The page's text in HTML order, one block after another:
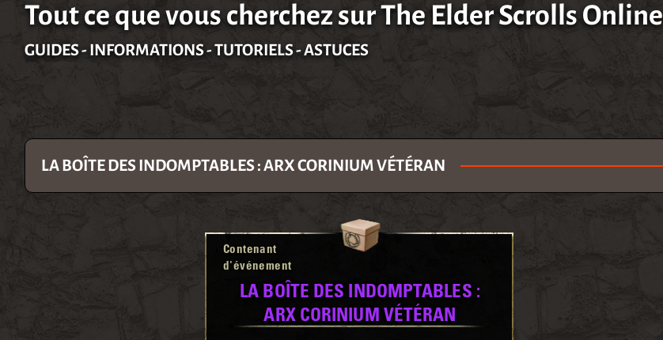
Tout ce que vous cherchez sur The Elder Scrolls Online
GUIDES - INFORMATIONS - TUTORIELS - ASTUCES
LA BOÎTE DES INDOMPTABLES : ARX CORINIUM VÉTÉRAN
Contenant
d'événement
LA BOÎTE DES INDOMPTABLES :
ARX CORINIUM VÉTÉRAN